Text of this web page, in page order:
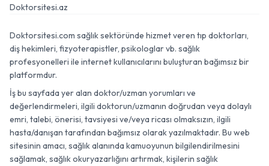
Doktorsitesi.az
Doktorsitesi.com sağlık sektöründe hizmet veren tıp doktorları,
diş hekimleri, fizyoterapistler, psikologlar vb. sağlık
profesyonelleri ile internet kullanıcılarını buluşturan bağımsız bir
platformdur.
İş bu sayfada yer alan doktor/uzman yorumları ve
değerlendirmeleri, ilgili doktorun/uzmanın doğrudan veya dolaylı
emri, talebi, önerisi, tavsiyesi ve/veya ricası olmaksızın, ilgili
hasta/danışan tarafından bağımsız olarak yazılmaktadır. Bu web
sitesinin amacı, sağlık alanında kamuoyunun bilgilendirilmesini
sağlamak, sağlık okuryazarlığını artırmak, kişilerin sağlık